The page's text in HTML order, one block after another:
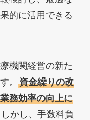
的に活用できる
機関経営の新た
。 資金繰りの改
務効率の向上に
かし、手数料負